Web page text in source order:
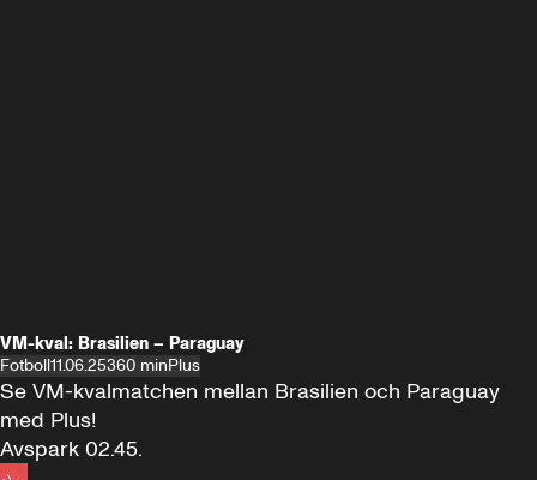
VM-kval: Brasilien – Paraguay
Fotboll11.06.25360 minPlus
Se VM-kvalmatchen mellan Brasilien och Paraguay
med Plus!
Avspark 02.45.